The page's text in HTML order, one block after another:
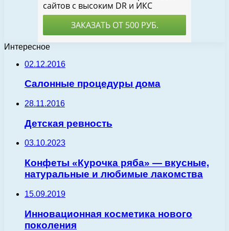
Интересное
02.12.2016
Салонные процедуры дома
28.11.2016
Детская ревность
03.10.2023
Конфеты «Курочка ряба» — вкусные,
натуральные и любимые лакомства
15.09.2019
Инновационная косметика нового
поколения